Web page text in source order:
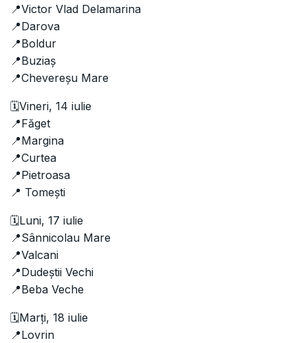
📍Victor Vlad Delamarina
📍Darova
📍Boldur
📍Buziaș
📍Chevereșu Mare
🗓️Vineri, 14 iulie
📍Făget
📍Margina
📍Curtea
📍Pietroasa
📍 Tomești
🗓️Luni, 17 iulie
📍Sânnicolau Mare
📍Valcani
📍Dudeștii Vechi
📍Beba Veche
🗓️Marți, 18 iulie
📍Lovrin